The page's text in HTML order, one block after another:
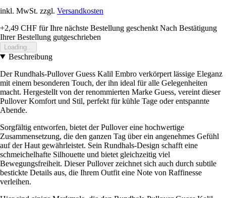
inkl. MwSt. zzgl. Versandkosten
+2,49 CHF für Ihre nächste Bestellung geschenkt Nach Bestätigung
Ihrer Bestellung gutgeschrieben
Loading...
Beschreibung
Der Rundhals-Pullover Guess Kalil Embro verkörpert lässige Eleganz
mit einem besonderen Touch, der ihn ideal für alle Gelegenheiten
macht. Hergestellt von der renommierten Marke Guess, vereint dieser
Pullover Komfort und Stil, perfekt für kühle Tage oder entspannte
Abende.
Sorgfältig entworfen, bietet der Pullover eine hochwertige
Zusammensetzung, die den ganzen Tag über ein angenehmes Gefühl
auf der Haut gewährleistet. Sein Rundhals-Design schafft eine
schmeichelhafte Silhouette und bietet gleichzeitig viel
Bewegungsfreiheit. Dieser Pullover zeichnet sich auch durch subtile
bestickte Details aus, die Ihrem Outfit eine Note von Raffinesse
verleihen.